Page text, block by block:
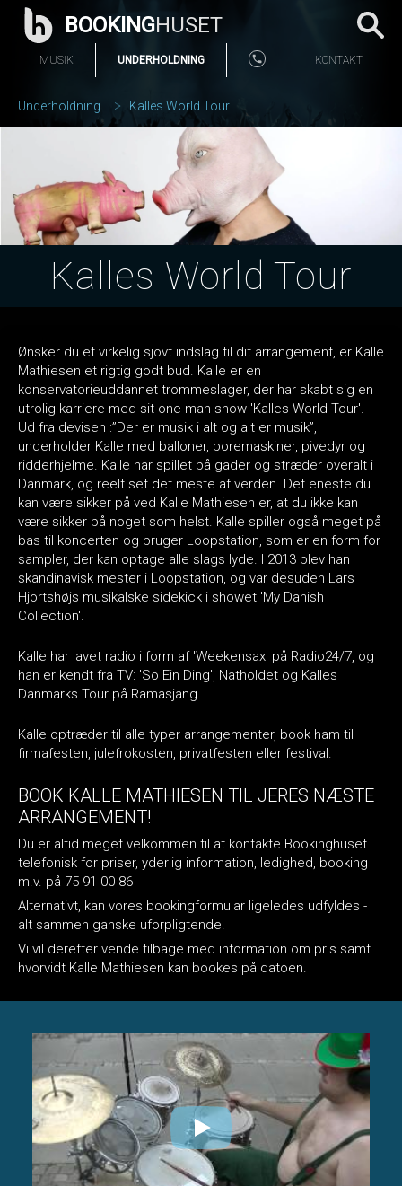
BOOKINGHUSET
MUSIK UNDERHOLDNING KONTAKT
Underholdning Kalles World Tour
Kalles World Tour
Ønsker du et virkelig sjovt indslag til dit arrangement, er Kalle
Mathiesen et rigtig godt bud. Kalle er en
konservatorieuddannet trommeslager, der har skabt sig en
utrolig karriere med sit one-man show 'Kalles World Tour'.
Ud fra devisen :”Der er musik i alt og alt er musik”,
underholder Kalle med balloner, boremaskiner, pivedyr og
ridderhjelme. Kalle har spillet på gader og stræder overalt i
Danmark, og reelt set det meste af verden. Det eneste du
kan være sikker på ved Kalle Mathiesen er, at du ikke kan
være sikker på noget som helst. Kalle spiller også meget på
bas til koncerten og bruger Loopstation, som er en form for
sampler, der kan optage alle slags lyde. I 2013 blev han
skandinavisk mester i Loopstation, og var desuden Lars
Hjortshøjs musikalske sidekick i showet 'My Danish
Collection'.
Kalle har lavet radio i form af 'Weekensax' på Radio24/7, og
han er kendt fra TV: 'So Ein Ding', Natholdet og Kalles
Danmarks Tour på Ramasjang.
Kalle optræder til alle typer arrangementer, book ham til
firmafesten, julefrokosten, privatfesten eller festival.
BOOK KALLE MATHIESEN TIL JERES NÆSTE
ARRANGEMENT!
Du er altid meget velkommen til at kontakte Bookinghuset
telefonisk for priser, yderlig information, ledighed, booking
m.v. på 75 91 00 86
Alternativt, kan vores bookingformular ligeledes udfyldes -
alt sammen ganske uforpligtende.
Vi vil derefter vende tilbage med information om pris samt
hvorvidt Kalle Mathiesen kan bookes på datoen.